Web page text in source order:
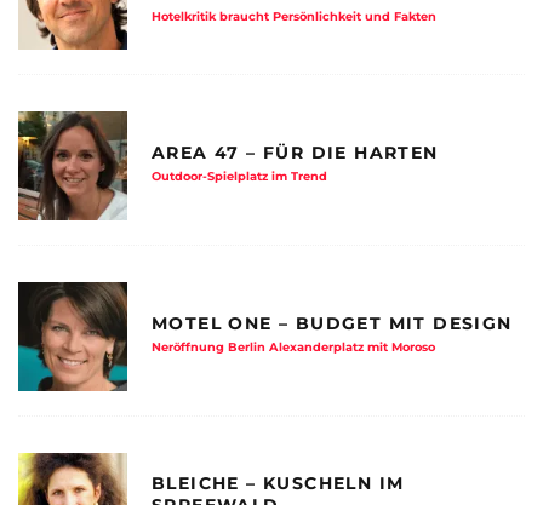
Hotelkritik braucht Persönlichkeit und Fakten
AREA 47 – FÜR DIE HARTEN
Outdoor-Spielplatz im Trend
MOTEL ONE – BUDGET MIT DESIGN
Neröffnung Berlin Alexanderplatz mit Moroso
BLEICHE – KUSCHELN IM